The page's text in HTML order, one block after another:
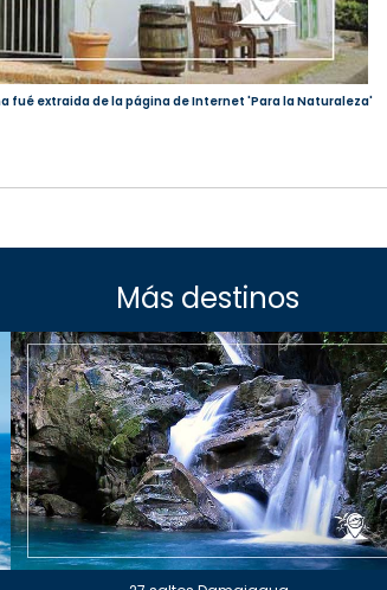
fué extraida de la página de Internet 'Para la Naturaleza'
Más destinos